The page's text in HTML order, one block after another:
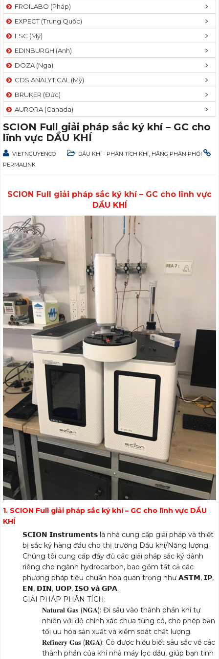
FROILABO (Pháp)
EXPECT (Trung Quốc)
ESC (Mỹ)
EDINBURGH (Anh)
DOZA (Nga)
CDS ANALYTICAL (Mỹ)
BRUKER (Đức)
AURORA (Canada)
SCION Full giải pháp sắc ký khí – GC cho
lĩnh vực DẦU KHÍ
VIETNGUYENCO DẦU KHÍ - PHÂN TÍCH KHÍ HÃNG PHÂN PHỐI
PERMALINK
SCION Full giải pháp sắc ký khí – GC cho lĩnh vực
DẦU KHÍ
1. SCION Full giải pháp sắc ký khí – GC cho lĩnh vực DẦU
KHÍ
𝗦𝗖𝗜𝗢𝗡 𝗜𝗻𝘀𝘁𝗿𝘂𝗺𝗲𝗻𝘁𝘀 là nhà cung cấp giải pháp và thiết
bị sắc ký hàng đầu cho thị trường Dầu khí/Năng lượng.
Chúng tôi cung cấp đầy đủ các giải pháp sắc ký dành
riêng cho ngành hydrocarbon, bao gồm tất cả các
phương pháp tiêu chuẩn hóa quan trọng như 𝗔𝗦𝗧𝗠, 𝗜𝗣,
𝗘𝗡, 𝗗𝗜𝗡, 𝗨𝗢𝗣, 𝗜𝗦𝗢 𝘃𝗮̀ 𝗚𝗣𝗔.
GIẢI PHÁP PHÂN TÍCH:
𝐍𝐚𝐭𝐮𝐫𝐚𝐥 𝐆𝐚𝐬 (𝐍𝐆𝐀): Đi sâu vào thành phần khí tự
nhiên với độ chính xác chưa từng có, cho phép bạn
tối ưu hóa sản xuất và kiểm soát chất lượng.
𝐑𝐞𝐟𝐢𝐧𝐞𝐫𝐲 𝐆𝐚𝐬 (𝐑𝐆𝐀): Có được hiểu biết sâu sắc về các
thành phần của khí nhà máy lọc dầu, giúp bạn tinh